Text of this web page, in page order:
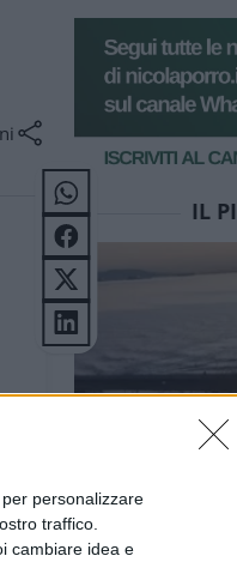
personalizzare
traffico.
cambiare idea e
IL